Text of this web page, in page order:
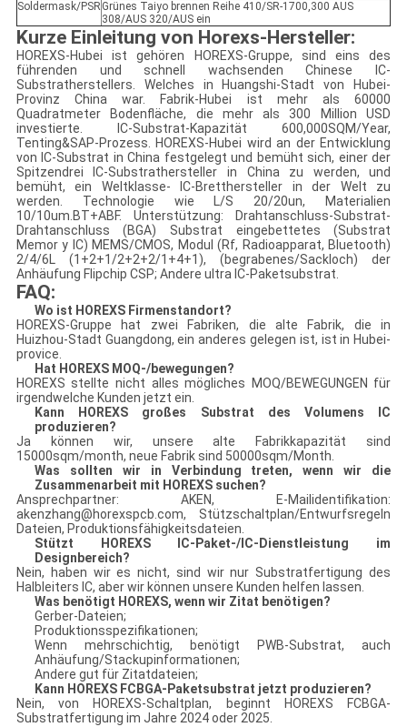
Soldermask/PSR Grünes Taiyo brennen Reihe 410/SR-1700,300 AUS
308/AUS 320/AUS ein
Kurze Einleitung von Horexs-Hersteller:
HOREXS-Hubei ist gehören HOREXS-Gruppe, sind eins des
führenden und schnell wachsenden Chinese IC-
Substratherstellers. Welches in Huangshi-Stadt von Hubei-
Provinz China war. Fabrik-Hubei ist mehr als 60000
Quadratmeter Bodenfläche, die mehr als 300 Million USD
investierte. IC-Substrat-Kapazität 600,000SQM/Year,
Tenting&SAP-Prozess. HOREXS-Hubei wird an der Entwicklung
von IC-Substrat in China festgelegt und bemüht sich, einer der
Spitzendrei IC-Substrathersteller in China zu werden, und
bemüht, ein Weltklasse- IC-Bretthersteller in der Welt zu
werden. Technologie wie L/S 20/20un, Materialien
10/10um.BT+ABF. Unterstützung: Drahtanschluss-Substrat-
Drahtanschluss (BGA) Substrat eingebettetes (Substrat
Memor y IC) MEMS/CMOS, Modul (Rf, Radioapparat, Bluetooth)
2/4/6L (1+2+1/2+2+2/1+4+1), (begrabenes/Sackloch) der
Anhäufung Flipchip CSP; Andere ultra IC-Paketsubstrat.
FAQ:
Wo ist HOREXS Firmenstandort?
HOREXS-Gruppe hat zwei Fabriken, die alte Fabrik, die in
Huizhou-Stadt Guangdong, ein anderes gelegen ist, ist in Hubei-
provice.
Hat HOREXS MOQ-/bewegungen?
HOREXS stellte nicht alles mögliches MOQ/BEWEGUNGEN für
irgendwelche Kunden jetzt ein.
Kann HOREXS großes Substrat des Volumens IC
produzieren?
Ja können wir, unsere alte Fabrikkapazität sind
15000sqm/month, neue Fabrik sind 50000sqm/Month.
Was sollten wir in Verbindung treten, wenn wir die
Zusammenarbeit mit HOREXS suchen?
Ansprechpartner: AKEN, E-Mailidentifikation:
akenzhang@horexspcb.com, Stützschaltplan/Entwurfsregeln
Dateien, Produktionsfähigkeitsdateien.
Stützt HOREXS IC-Paket-/IC-Dienstleistung im
Designbereich?
Nein, haben wir es nicht, sind wir nur Substratfertigung des
Halbleiters IC, aber wir können unsere Kunden helfen lassen.
Was benötigt HOREXS, wenn wir Zitat benötigen?
Gerber-Dateien;
Produktionsspezifikationen;
Wenn mehrschichtig, benötigt PWB-Substrat, auch
Anhäufung/Stackupinformationen;
Andere gut für Zitatdateien;
Kann HOREXS FCBGA-Paketsubstrat jetzt produzieren?
Nein, von HOREXS-Schaltplan, beginnt HOREXS FCBGA-
Substratfertigung im Jahre 2024 oder 2025.